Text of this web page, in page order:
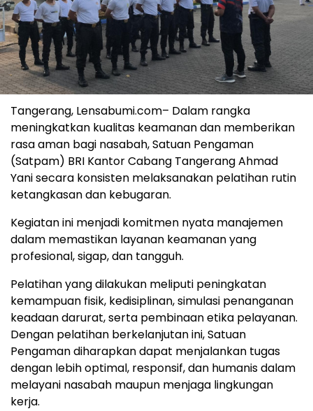
Tangerang, Lensabumi.com– Dalam rangka
meningkatkan kualitas keamanan dan memberikan
rasa aman bagi nasabah, Satuan Pengaman
(Satpam) BRI Kantor Cabang Tangerang Ahmad
Yani secara konsisten melaksanakan pelatihan rutin
ketangkasan dan kebugaran.
Kegiatan ini menjadi komitmen nyata manajemen
dalam memastikan layanan keamanan yang
profesional, sigap, dan tangguh.
Pelatihan yang dilakukan meliputi peningkatan
kemampuan fisik, kedisiplinan, simulasi penanganan
keadaan darurat, serta pembinaan etika pelayanan.
Dengan pelatihan berkelanjutan ini, Satuan
Pengaman diharapkan dapat menjalankan tugas
dengan lebih optimal, responsif, dan humanis dalam
melayani nasabah maupun menjaga lingkungan
kerja.